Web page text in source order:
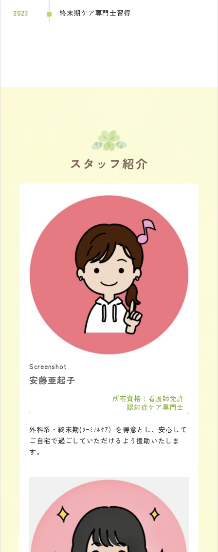
2023 終末期ケア専門士習得
スタッフ紹介
Screenshot
安藤亜起子
所有資格：看護師免許
認知症ケア専門士
外科系・終末期(ﾀｰﾐﾅﾙｹｱ）を得意とし、安心して
ご自宅で過ごしていただけるよう援助いたしま
す。